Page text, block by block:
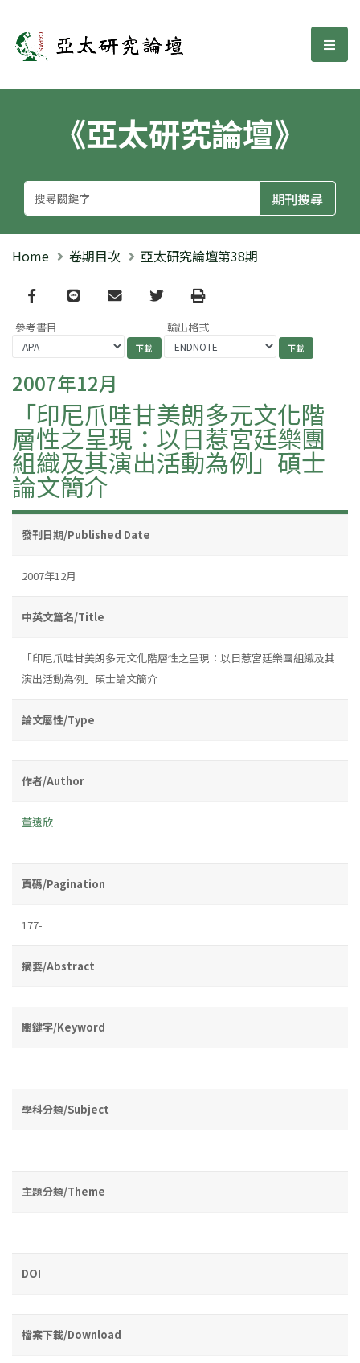
亞太研究論壇 選
《亞太研究論壇》
Home 卷期目次 亞太研究論壇第38期
Facebook
line email TwitterPrint
參考書目 輸出格式
2007年12月
「印尼爪哇甘美朗多元文化階
層性之呈現：以日惹宮廷樂團
組織及其演出活動為例」碩士
論文簡介
發刊日期/Published Date
2007年12月
中英文篇名/Title
「印尼爪哇甘美朗多元文化階層性之呈現：以日惹宮廷樂團組織及其
演出活動為例」碩士論文簡介
論文屬性/Type
作者/Author
董遠欣
頁碼/Pagination
177-
摘要/Abstract
關鍵字/Keyword
學科分類/Subject
主題分類/Theme
DOI
檔案下載/Download